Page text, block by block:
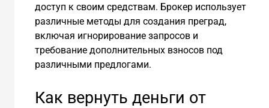
доступ к своим средствам. Брокер использует
различные методы для создания преград,
включая игнорирование запросов и
требование дополнительных взносов под
различными предлогами.
Как вернуть деньги от